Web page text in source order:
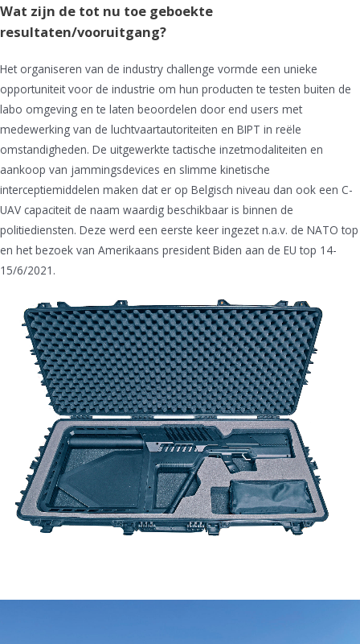
Wat zijn de tot nu toe geboekte
resultaten/vooruitgang?
Het organiseren van de industry challenge vormde een unieke
opportuniteit voor de industrie om hun producten te testen buiten de
labo omgeving en te laten beoordelen door end users met
medewerking van de luchtvaartautoriteiten en BIPT in reële
omstandigheden. De uitgewerkte tactische inzetmodaliteiten en
aankoop van jammingsdevices en slimme kinetische
interceptiemiddelen maken dat er op Belgisch niveau dan ook een C-
UAV capaciteit de naam waardig beschikbaar is binnen de
politiediensten. Deze werd een eerste keer ingezet n.a.v. de NATO top
en het bezoek van Amerikaans president Biden aan de EU top 14-
15/6/2021.